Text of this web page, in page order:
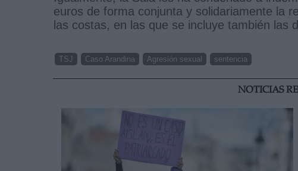
euros de forma conjunta y solidariamente la
las costas, en las que se incluye también las
TSJ Caso Arandina Agresión sexual sentencia
NOTICIAS